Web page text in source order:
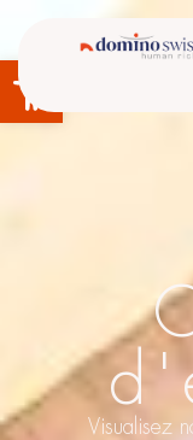
Ouvrir la barre d’outils
Visualisez